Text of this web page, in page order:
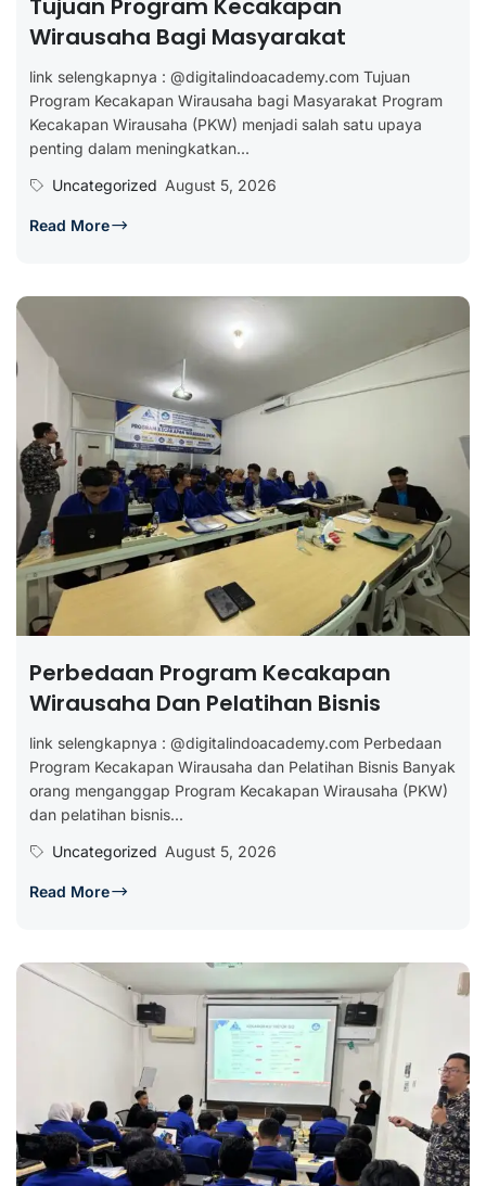
Tujuan Program Kecakapan
Wirausaha Bagi Masyarakat
link selengkapnya : @digitalindoacademy.com Tujuan
Program Kecakapan Wirausaha bagi Masyarakat Program
Kecakapan Wirausaha (PKW) menjadi salah satu upaya
penting dalam meningkatkan...
Uncategorized August 5, 2026
Read More
Perbedaan Program Kecakapan
Wirausaha Dan Pelatihan Bisnis
link selengkapnya : @digitalindoacademy.com Perbedaan
Program Kecakapan Wirausaha dan Pelatihan Bisnis Banyak
orang menganggap Program Kecakapan Wirausaha (PKW)
dan pelatihan bisnis...
Uncategorized August 5, 2026
Read More